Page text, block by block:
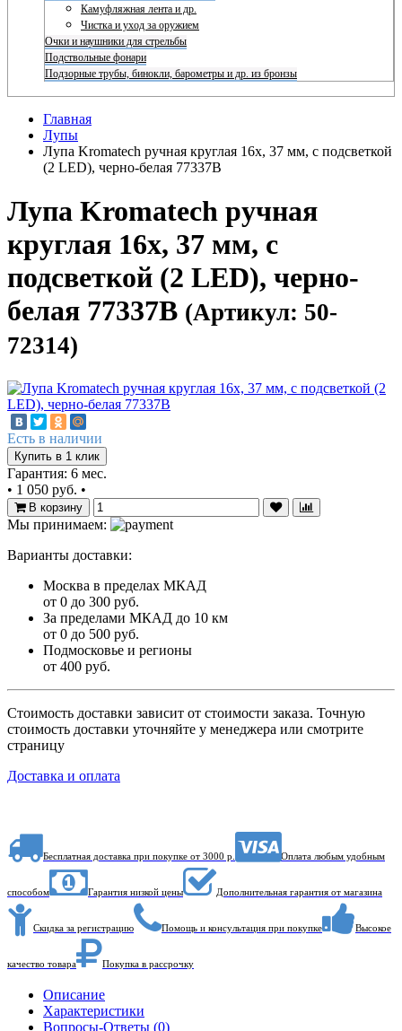
Камуфляжная лента и др.
Чистка и уход за оружием
Очки и наушники для стрельбы
Подствольные фонари
Подзорные трубы, бинокли, барометры и др. из бронзы
Главная
Лупы
Лупа Kromatech ручная круглая 16x, 37 мм, с подсветкой
(2 LED), черно-белая 77337B
Лупа Kromatech ручная
круглая 16x, 37 мм, с
подсветкой (2 LED), черно-
белая 77337B (Артикул: 50-
72314)
Есть в наличии
Купить в 1 клик
Гарантия: 6 мес.
• 1 050 руб. •
В корзину
Мы принимаем:
Варианты доставки:
Москва в пределах МКАД
от 0 до 300 руб.
За пределами МКАД до 10 км
от 0 до 500 руб.
Подмосковье и регионы
от 400 руб.
Стоимость доставки зависит от стоимости заказа. Точную
стоимость доставки уточняйте у менеджера или смотрите
страницу
Доставка и оплата
Бесплатная доставка при покупке от 3000 р. Оплата любым удобным
способом Гарантия низкой цены Дополнительная гарантия от магазина
Скидка за регистрацию Помощь и консультация при покупке Высокое
качество товара Покупка в рассрочку
Описание
Характеристики
Вопросы-Ответы (0)